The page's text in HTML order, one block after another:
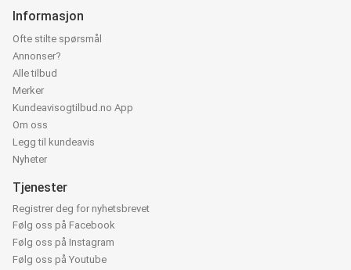
Informasjon
Ofte stilte spørsmål
Annonser?
Alle tilbud
Merker
Kundeavisogtilbud.no App
Om oss
Legg til kundeavis
Nyheter
Tjenester
Registrer deg for nyhetsbrevet
Følg oss på Facebook
Følg oss på Instagram
Følg oss på Youtube